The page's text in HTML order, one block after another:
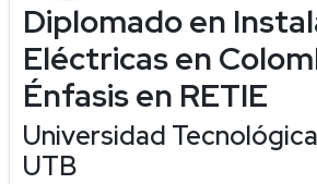
Diplomado en
Eléctricas en
Énfasis en RETIE
Universidad
UTB